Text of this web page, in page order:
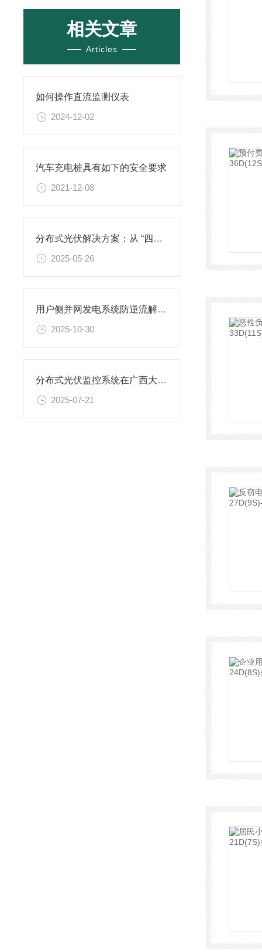
相关文章
Articles
如何操作直流监测仪表
2024-12-02
汽车充电桩具有如下的安全要求
2021-12-08
分布式光伏解决方案：从 “四可” 能力到全链条智控能源转型实践
2025-05-26
用户侧并网发电系统防逆流解决方案
2025-10-30
分布式光伏监控系统在广西大唐至浦北高速高速（大片坡村）项目中应用
2025-07-21